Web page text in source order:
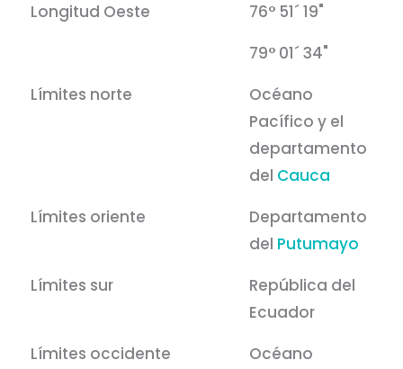
Longitud Oeste
76° 51´ 19"
79° 01´ 34"
Límites norte
Océano
Pacífico y el
departamento
del Cauca
Límites oriente
Departamento
del Putumayo
Límites sur
República del
Ecuador
Límites occidente
Océano